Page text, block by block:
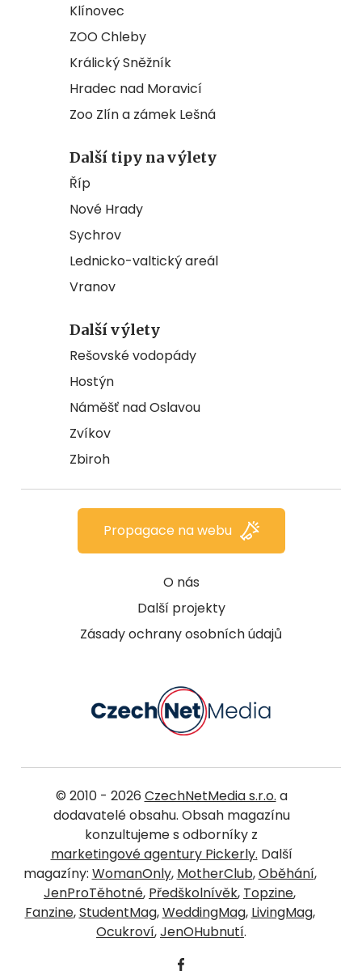
Klínovec
ZOO Chleby
Králický Sněžník
Hradec nad Moravicí
Zoo Zlín a zámek Lešná
Další tipy na výlety
Říp
Nové Hrady
Sychrov
Lednicko-valtický areál
Vranov
Další výlety
Rešovské vodopády
Hostýn
Náměšť nad Oslavou
Zvíkov
Zbiroh
O nás
Další projekty
Zásady ochrany osobních údajů
Propagace na webu
© 2010 - 2026 CzechNetMedia s.r.o. a
dodavatelé obsahu. Obsah magazínu
konzultujeme s odborníky z
marketingové agentury Pickerly. Další
magazíny: WomanOnly, MotherClub,Oběhání,
JenProTěhotné, Předškolnívěk, Topzine,
Fanzine,StudentMag,WeddingMag, LivingMag,
Ocukroví,JenOHubnutí.